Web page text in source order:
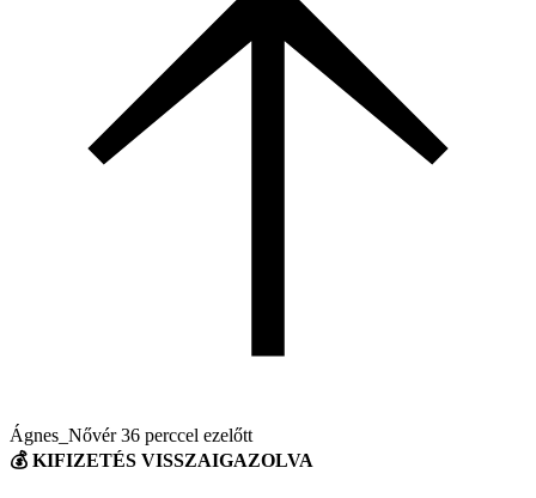
Ágnes_Nővér36 perccel ezelőtt
💰 KIFIZETÉS VISSZAIGAZOLVA